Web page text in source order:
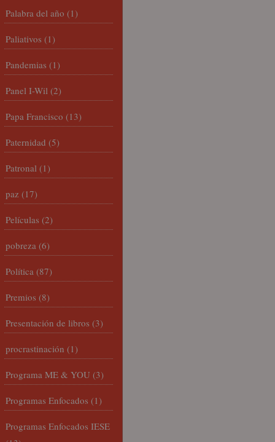
Palabra del año (1)
Paliativos (1)
Pandemias (1)
Panel I-Wil (2)
Papa Francisco (13)
Paternidad (5)
Patronal (1)
paz (17)
Películas (2)
pobreza (6)
Política (87)
Premios (8)
Presentación de libros (3)
procrastinación (1)
Programa ME & YOU (3)
Programas Enfocados (1)
Programas Enfocados IESE